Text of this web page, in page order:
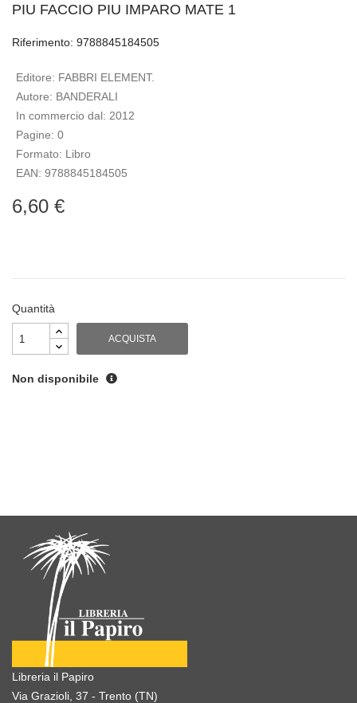
PIU FACCIO PIU IMPARO MATE 1
Riferimento: 9788845184505
Editore: FABBRI ELEMENT.
Autore: BANDERALI
In commercio dal: 2012
Pagine: 0
Formato: Libro
EAN: 9788845184505
6,60 €
Quantità
ACQUISTA
Non disponibile
Libreria il Papiro
Via Grazioli, 37 - Trento (TN)